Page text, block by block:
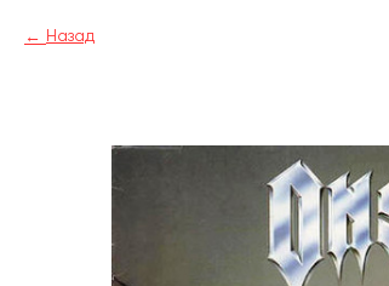
Назад